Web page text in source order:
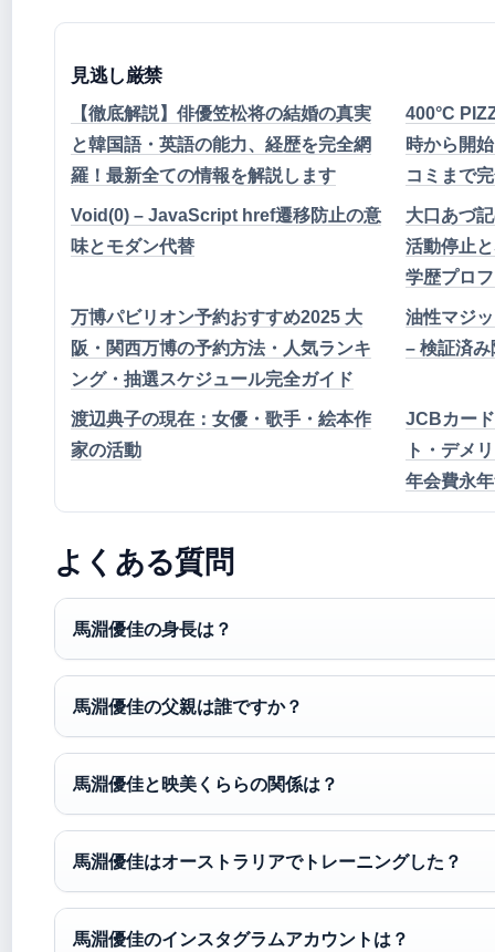
見逃し厳禁
【徹底解説】俳優笠松将の結婚の真実
と韓国語・英語の能力、経歴を完全網
羅！最新全ての情報を解説します
400°C
時から開
コミまで
Void(0) – JavaScript href遷移防止の意
味とモダン代替
大口あづ
活動停止
学歴プロ
万博パビリオン予約おすすめ2025 大
阪・関西万博の予約方法・人気ランキ
ング・抽選スケジュール完全ガイド
油性マジ
– 検証済
渡辺典子の現在：女優・歌手・絵本作
家の活動
JCBカー
ト・デメ
年会費永
よくある質問
馬淵優佳の身長は？
馬淵優佳の父親は誰ですか？
馬淵優佳と映美くららの関係は？
馬淵優佳はオーストラリアでトレーニングした？
馬淵優佳のインスタグラムアカウントは？